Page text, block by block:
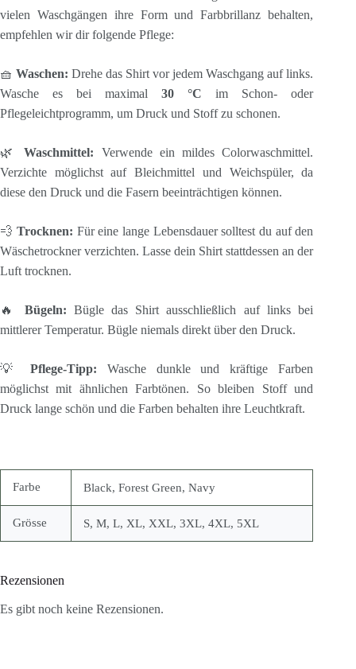
vielen Waschgängen ihre Form und Farbbrillanz behalten,
empfehlen wir dir folgende Pflege:
🧺Waschen: Drehe das Shirt vor jedem Waschgang auf links.
Wasche es bei maximal30 °C im Schon- oder
Pflegeleichtprogramm, um Druck und Stoff zu schonen.
🌿Waschmittel: Verwende ein mildes Colorwaschmittel.
Verzichte möglichst auf Bleichmittel und Weichspüler, da
diese den Druck und die Fasern beeinträchtigen können.
💨Trocknen: Für eine lange Lebensdauer solltest du auf den
Wäschetrockner verzichten. Lasse dein Shirt stattdessen an der
Luft trocknen.
🔥 Bügeln: Bügle das Shirt ausschließlich auf links bei
mittlerer Temperatur. Bügle niemals direkt über den Druck.
💡 Pflege-Tipp: Wasche dunkle und kräftige Farben
möglichst mit ähnlichen Farbtönen. So bleiben Stoff und
Druck lange schön und die Farben behalten ihre Leuchtkraft.
Farbe Black, Forest Green, Navy
Grösse S, M, L, XL, XXL, 3XL, 4XL, 5XL
Rezensionen
Es gibt noch keine Rezensionen.